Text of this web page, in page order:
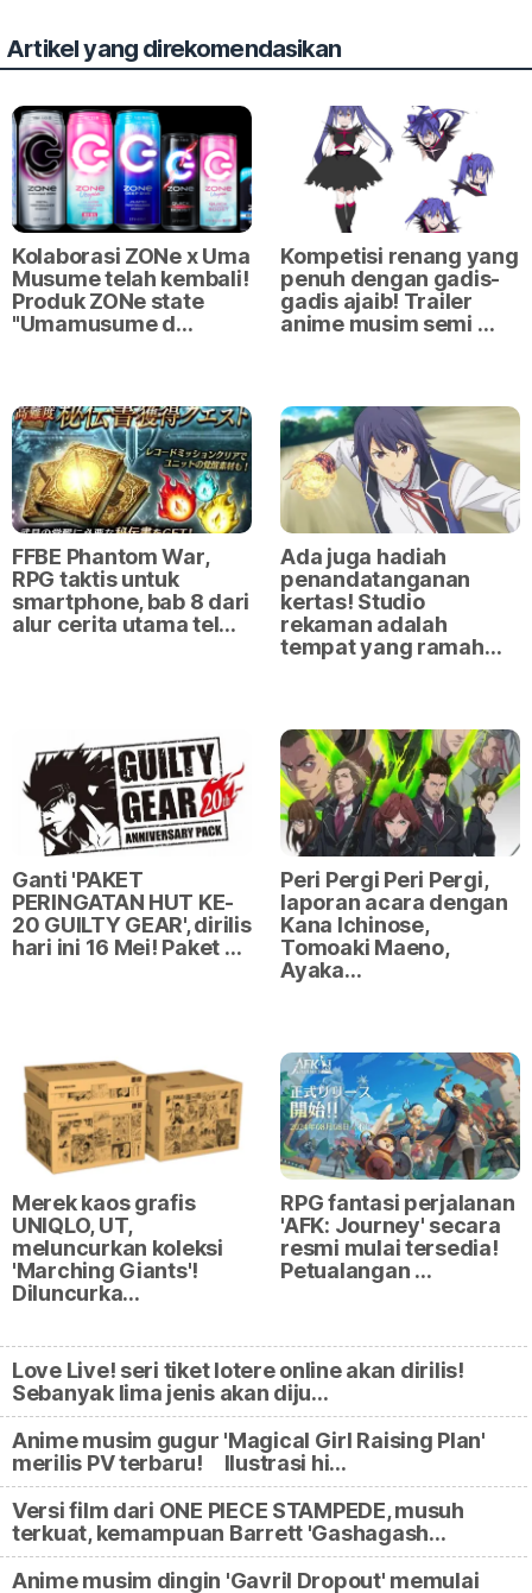
Artikel yang direkomendasikan
Kolaborasi ZONe x Uma
Musume telah kembali!
Produk ZONe state
"Umamusume d…
Kompetisi renang yang
penuh dengan gadis-
gadis ajaib! Trailer
anime musim semi …
FFBE Phantom War,
RPG taktis untuk
smartphone, bab 8 dari
alur cerita utama tel…
Ada juga hadiah
penandatanganan
kertas! Studio
rekaman adalah
tempat yang ramah…
Ganti 'PAKET
PERINGATAN HUT KE-
20 GUILTY GEAR', dirilis
hari ini 16 Mei! Paket …
Peri Pergi Peri Pergi,
laporan acara dengan
Kana Ichinose,
Tomoaki Maeno,
Ayaka…
Merek kaos grafis
UNIQLO, UT,
meluncurkan koleksi
'Marching Giants'!
Diluncurka…
RPG fantasi perjalanan
'AFK: Journey' secara
resmi mulai tersedia!
Petualangan …
Love Live! seri tiket lotere online akan dirilis!
Sebanyak lima jenis akan diju…
Anime musim gugur 'Magical Girl Raising Plan'
merilis PV terbaru! Ilustrasi hi…
Versi film dari ONE PIECE STAMPEDE, musuh
terkuat, kemampuan Barrett 'Gashagash…
Anime musim dingin 'Gavril Dropout' memulai